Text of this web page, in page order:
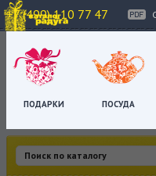
+7 (499) 110 77 47
ПОДАРКИ ПОСУДА